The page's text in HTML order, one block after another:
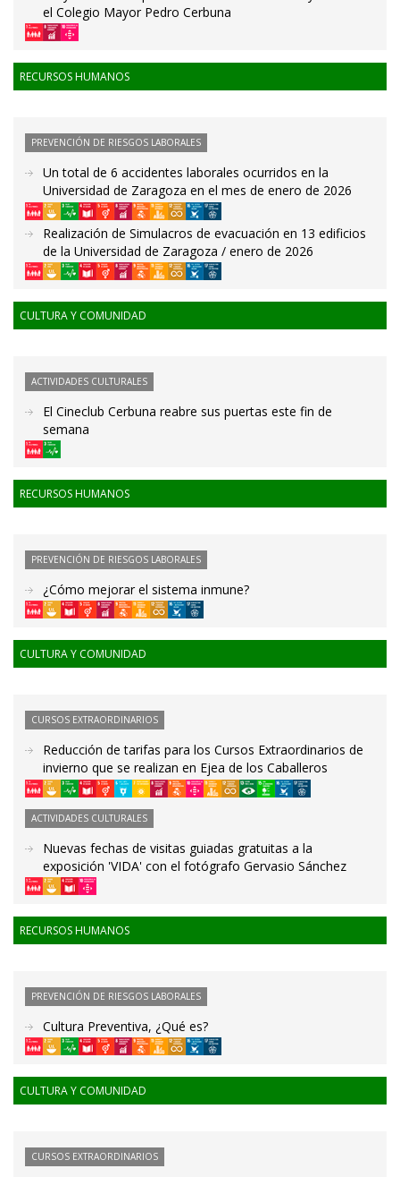
el Colegio Mayor Pedro Cerbuna
RECURSOS HUMANOS
PREVENCIÓN DE RIESGOS LABORALES
Un total de 6 accidentes laborales ocurridos en la
Universidad de Zaragoza en el mes de enero de 2026
Realización de Simulacros de evacuación en 13 edificios
de la Universidad de Zaragoza / enero de 2026
CULTURA Y COMUNIDAD
ACTIVIDADES CULTURALES
El Cineclub Cerbuna reabre sus puertas este fin de
semana
RECURSOS HUMANOS
PREVENCIÓN DE RIESGOS LABORALES
¿Cómo mejorar el sistema inmune?
CULTURA Y COMUNIDAD
CURSOS EXTRAORDINARIOS
Reducción de tarifas para los Cursos Extraordinarios de
invierno que se realizan en Ejea de los Caballeros
ACTIVIDADES CULTURALES
Nuevas fechas de visitas guiadas gratuitas a la
exposición 'VIDA' con el fotógrafo Gervasio Sánchez
RECURSOS HUMANOS
PREVENCIÓN DE RIESGOS LABORALES
Cultura Preventiva, ¿Qué es?
CULTURA Y COMUNIDAD
CURSOS EXTRAORDINARIOS